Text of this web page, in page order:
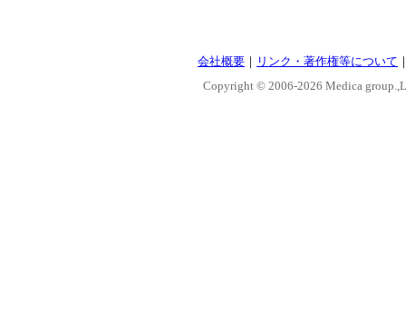
会社概要 ｜ リンク・著作権等について
Copyright © 2006-2026 Medica